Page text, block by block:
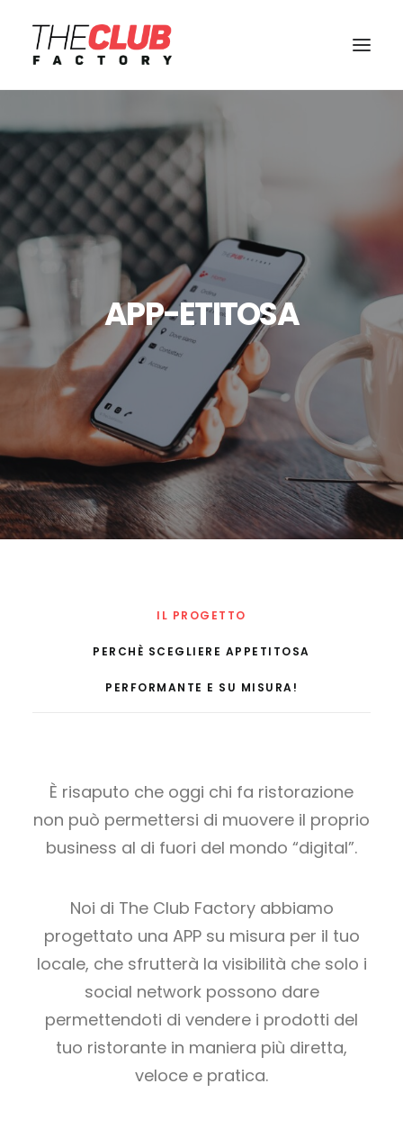
APP-ETITOSA
IL PROGETTO
PERCHÈ SCEGLIERE APPETITOSA
PERFORMANTE E SU MISURA!
È risaputo che oggi chi fa ristorazione
non può permettersi di muovere il proprio
business al di fuori del mondo “digital”.
Noi di The Club Factory abbiamo
progettato una APP su misura per il tuo
locale, che sfrutterà la visibilità che solo i
social network possono dare
permettendoti di vendere i prodotti del
tuo ristorante in maniera più diretta,
veloce e pratica.